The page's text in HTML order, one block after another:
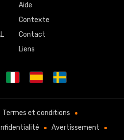
Aide
Contexte
Contact
Liens
Termes et conditions
Avertissement